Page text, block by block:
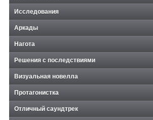
Исследования
Аркады
Нагота
Решения с последствиями
Визуальная новелла
Протагонистка
Отличный саундтрек